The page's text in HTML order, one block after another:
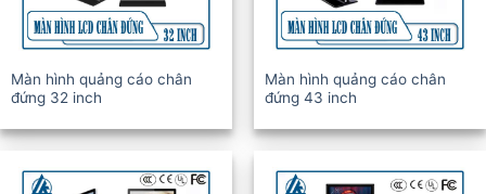
Màn hình quảng cáo chân
đứng 32 inch
Màn hình quảng cáo chân
đứng 43 inch